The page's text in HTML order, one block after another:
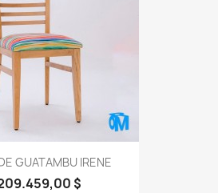
GUATAMBU IRENE
$